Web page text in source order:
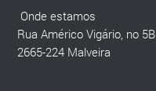
Onde estamos
Rua Américo Vigário, no 5B
2665-224 Malveira